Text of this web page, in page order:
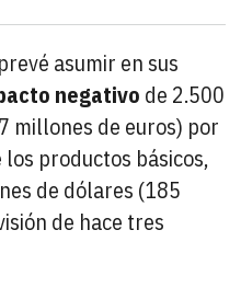
asumir en sus
negativo de 2.500
millones de euros) por
los productos básicos,
de dólares (185
de hace tres